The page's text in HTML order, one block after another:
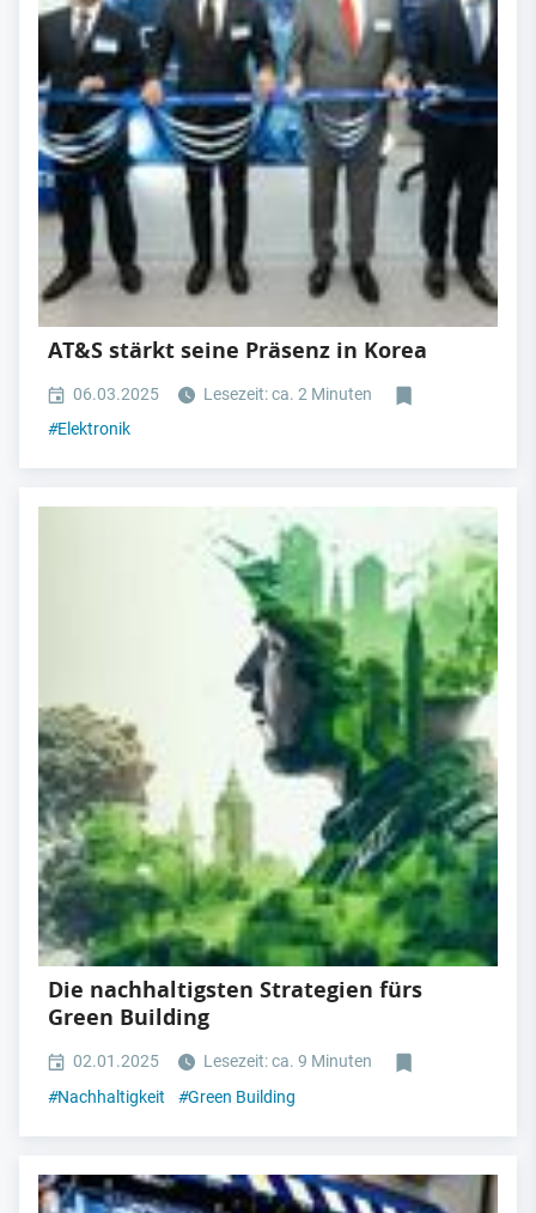
AT&S stärkt seine Präsenz in Korea
06.03.2025
Lesezeit: ca. 2 Minuten
#Elektronik
Die nachhaltigsten Strategien fürs
Green Building
02.01.2025
Lesezeit: ca. 9 Minuten
#Nachhaltigkeit #Green Building